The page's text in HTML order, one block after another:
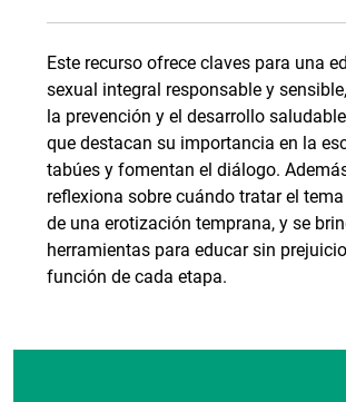
Este recurso ofrece claves para una
sexual integral responsable y
la prevención y el desarrollo
que destacan su importancia en la
tabúes y fomentan el diálogo.
reflexiona sobre cuándo tratar el
de una erotización temprana, y se
herramientas para educar sin
función de cada etapa.